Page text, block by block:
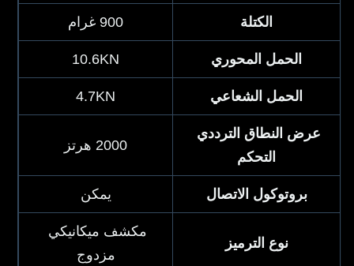
الكتلة
الحمل المحوري 10.6KN
الحمل الشعاعي 4.7KN
عرض النطاق الترددي
التحكم
2000 هرتز
بروتوكول الاتصال يمكن
نوع الترميز
مكشف ميكانيكي
مزدوج